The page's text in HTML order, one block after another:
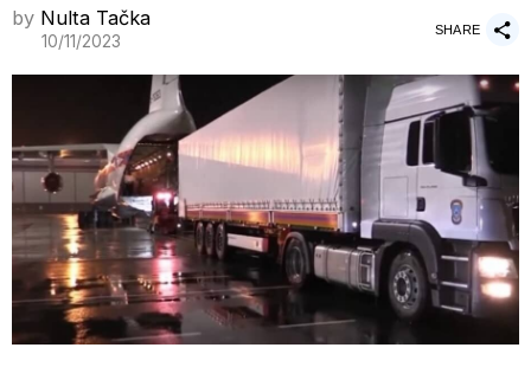
by Nulta Tačka
10/11/2023
SHARE